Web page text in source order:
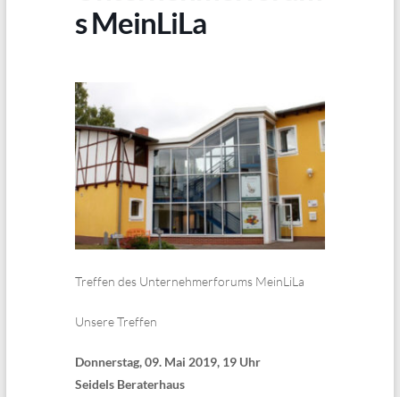
s MeinLiLa
Treffen des Unternehmerforums MeinLiLa
Unsere Treffen
Donnerstag, 09. Mai 2019, 19 Uhr
Seidels Beraterhaus